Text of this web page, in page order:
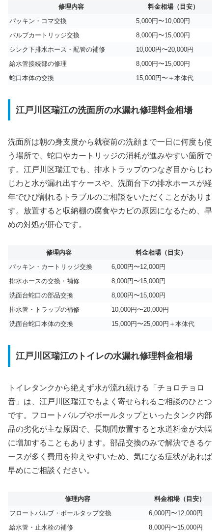
修理内容
料金相場（目安）
パッキン・コマ交換
5,000円〜10,000円
バルブカートリッジ交換
8,000円〜15,000円
シンク下排水ホース・配管の補修
10,000円〜20,000円
給水管接続部の修理
8,000円〜15,000円
蛇口本体の交換
15,000円〜＋本体代
江戸川区瑞江の洗面所の水漏れ修理料金相場
洗面所は朝の身支度から就寝前の洗顔まで一日に何度も使
う場所で、蛇口やカートリッジの消耗が進みやすい箇所で
す。江戸川区瑞江でも、排水トラップのつなぎ目からじわ
じわと水が漏れ出すケースや、洗面台下の排水ホースが経
年でひび割れるトラブルのご相談をいただくことがありま
す。放置すると収納棚の腐食やカビの原因になるため、早
めの対処が肝心です。
修理内容
料金相場（目安）
パッキン・カートリッジ交換
6,000円〜12,000円
排水ホースの交換・補修
8,000円〜15,000円
洗面台蛇口の部品交換
8,000円〜15,000円
排水管・トラップの補修
10,000円〜20,000円
洗面台蛇口本体の交換
15,000円〜25,000円＋本体代
江戸川区瑞江のトイレの水漏れ修理料金相場
トイレタンクから絶えず水が流れ続ける「チョロチョロ
音」は、江戸川区瑞江でもよく寄せられるご相談のひとつ
です。フロートバルブやボールタップといったタンク内部
品の劣化が主な原因で、長期間放置すると水道料金が大幅
に増加することもあります。部品交換のみで解決できるケ
ースが多く費用を抑えやすいため、気になる症状があれば
早めにご相談ください。
修理内容
料金相場（目安）
フロートバルブ・ボールタップ交換
6,000円〜12,000円
給水管・止水栓の補修
8,000円〜15,000円